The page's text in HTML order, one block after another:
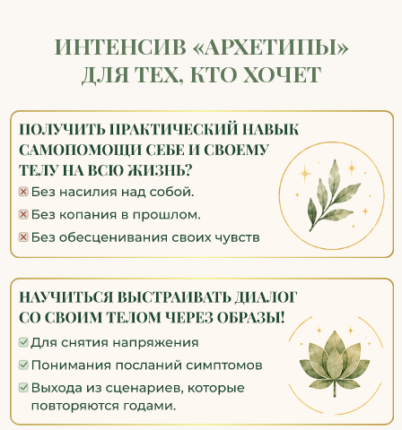
Архетипы — это универсальные
образы, которые живут внутри каждого
из нас. Они влияют на наше тело,
выборы, отношения, самооценку. Когда
мы не осознаём их — они управляют
Как это работает?:
ЧТО ТАКОЕ МЕТОД «АРХЕТИПЫ»
архетипов (Ребёнок, Критик,
Мужское/Женское, Мудрец, Тень)